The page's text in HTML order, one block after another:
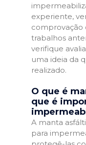
experiente,
comprovação
trabalhos
verifique
uma ideia da
realizado.
O que é
que é
A manta
para